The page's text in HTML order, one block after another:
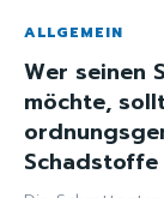
ALLGEMEIN
Wer seinen
möchte,